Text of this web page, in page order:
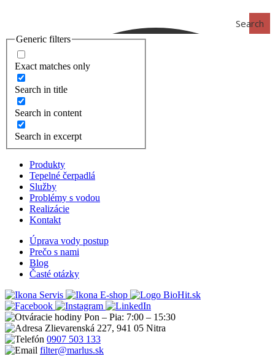
Search
Generic filters
Exact matches only
Search in title
Search in content
Search in excerpt
Produkty
Tepelné čerpadlá
Služby
Problémy s vodou
Realizácie
Kontakt
Úprava vody postup
Prečo s nami
Blog
Časté otázky
Servis
E-shop
Pon – Pia: 7:00 – 15:30
Zlievarenská 227, 941 05 Nitra
0907 503 133
filter@marlus.sk